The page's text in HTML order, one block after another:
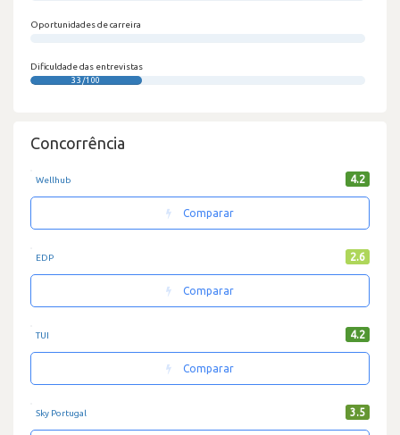
Oportunidades de carreira
Dificuldade das entrevistas
33/100
Concorrência
Wellhub 4.2
Comparar
EDP 2.6
Comparar
TUI 4.2
Comparar
Sky Portugal 3.5